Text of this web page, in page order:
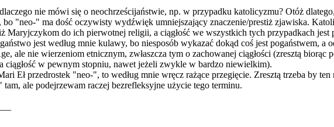
nie mówi się o neochrześcijaństwie, np. w przypadku katolicyzmu? Otóż
bo "neo-" ma dość oczywisty wydźwięk umniejszający znaczenie/prestiż zjawiska.
Maryjczykom do ich pierwotnej religii, a ciągłość we wszystkich tych przypadkach jest
jest według mnie kulawy, bo niesposób wykazać dokąd coś jest pogaństwem,
ale nie wierzeniom etnicznym, zwłaszcza tym o zachowanej ciągłości (zresztą
ciągłość w pewnym stopniu, nawet jeżeli zwykle w bardzo niewielkim).
Eł przedrostek "neo-", to według mnie wręcz rażące przegięcie. Zresztą trzeba by
ale podejrzewam raczej bezrefleksyjne użycie tego terminu.